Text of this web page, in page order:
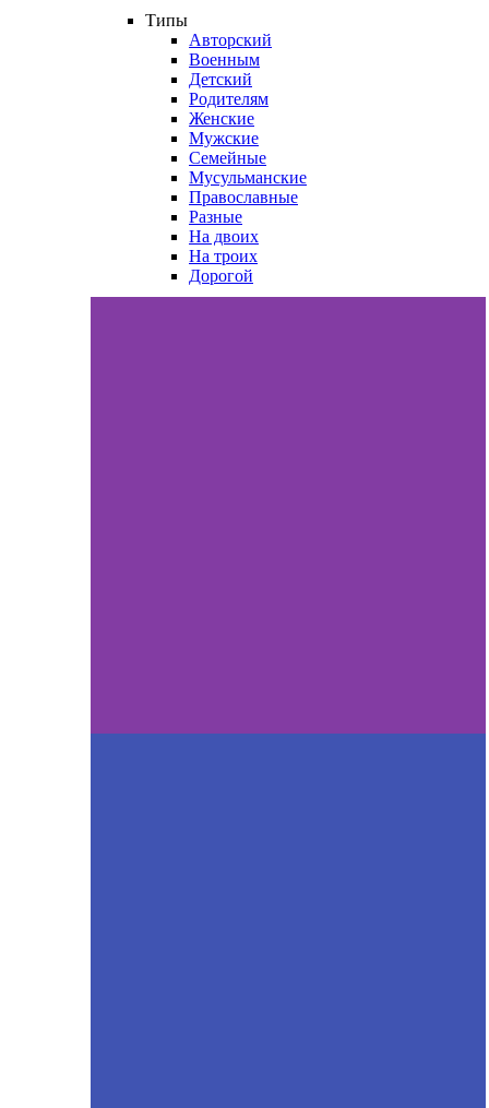
Типы
Авторский
Военным
Детский
Родителям
Женские
Мужские
Семейные
Мусульманские
Православные
Разные
На двоих
На троих
Дорогой